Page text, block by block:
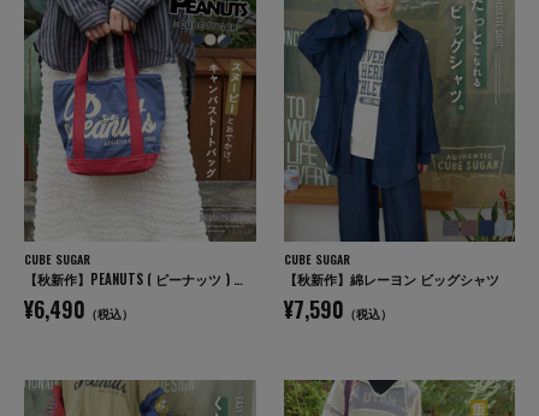
CUBE SUGAR
【秋新作】PEANUTS ( ピーナッツ ) キャンバス トートバッグ
¥6,490 （税込）
CUBE SUGAR
【秋新作】綿レーヨン ビッグシャツ
¥7,590 （税込）